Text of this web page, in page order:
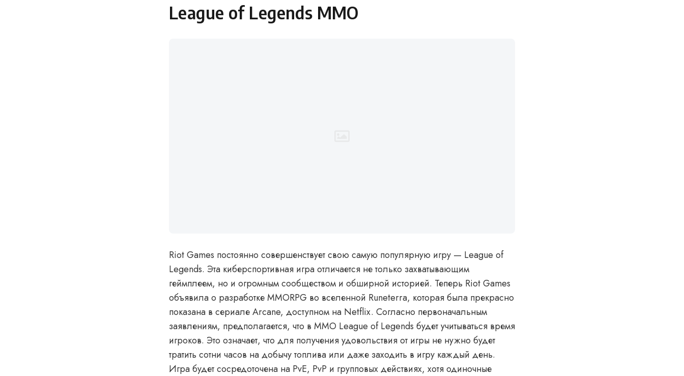
League of Legends MMO
Riot Games постоянно совершенствует свою самую популярную игру — League of
Legends. Эта киберспортивная игра отличается не только захватывающим
геймплеем, но и огромным сообществом и обширной историей. Теперь Riot Games
объявила о разработке MMORPG во вселенной Runeterra, которая была прекрасно
показана в сериале Arcane, доступном на Netflix. Согласно первоначальным
заявлениям, предполагается, что в MMO League of Legends будет учитываться время
игроков. Это означает, что для получения удовольствия от игры не нужно будет
тратить сотни часов на добычу топлива или даже заходить в игру каждый день.
Игра будет сосредоточена на PvE, PvP и групповых действиях, хотя одиночные